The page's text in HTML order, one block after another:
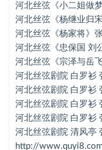
河北丝弦《杨家将》张宝
河北丝弦《小二姐做
河北丝弦《杨继业归
河北丝弦《杨家将》
河北丝弦《忠保国 刘
河北丝弦《宗泽与岳
河北丝弦剧院 白罗衫
河北丝弦剧院 白罗衫
河北丝弦剧院 白罗衫
河北丝弦剧院 白罗衫
河北丝弦剧院 清风亭
http://